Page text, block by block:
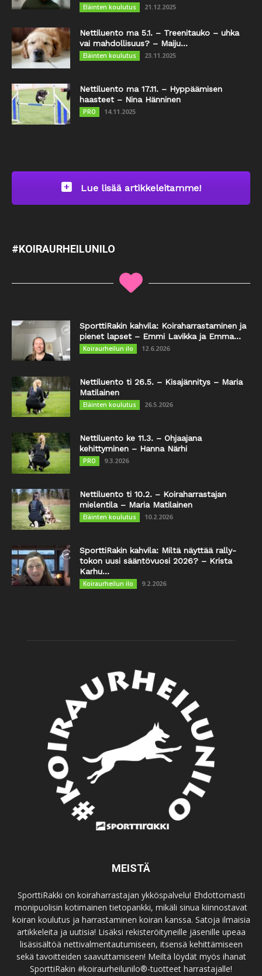
Eläinten koulutus 21.12.2025
Nettiluento ma 5.1. – Treenitauko – uhka
vai mahdollisuus? – Maiju...
Eläinten koulutus 23.11.2025
Nettiluento ma 17.11. – Hyppäämisen
haasteet – Nina Hänninen
PRO 14.11.2025
Lue lisää artikkeleitamme!
#KOIRAURHEILUNILO
SporttiRakin kahvila: Koiraharrastaminen ja
pienet lapset – Emmi Lavikka ja Emma...
Koiraurheilun ilo 12.6.2026
Nettiluento ti 26.5. – Kisajännitys – Maria
Matilainen
Eläinten koulutus 26.5.2026
Nettiluento ke 11.3. – Ohjaajana
kehittyminen – Hanna Närhi
PRO 9.3.2026
Nettiluento ti 10.2. – Koiraharrastajan
mielentila – Maria Matilainen
Eläinten koulutus 10.2.2026
SporttiRakin kahvila: Miltä näyttää rally-
tokon uusi sääntövuosi 2026? – Krista
Karhu...
Koiraurheilun ilo 9.2.2026
MEISTÄ
SporttiRakki on koiraharrastajan ykköspalvelu! Ehdottomasti
monipuolisin kotimainen tietopankki, mikäli sinua kiinnostavat
koiran koulutus ja harrastaminen koiran kanssa. Satoja ilmaisia
artikkeleita ja uutisia! Lisäksi rekisteröityneille jäsenille upeaa
lisäsisältöä nettivalmentautumiseen, itsensä kehittämiseen
sekä tavoitteiden saavuttamiseen! Meiltä löydät myös ihanat
SporttiRakin #koiraurheilunilo®-tuotteet harrastajalle!